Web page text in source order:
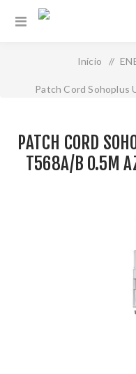
Início /
Patch Cord Sohoplus
PATCH CORD
T568A/B 0.5M